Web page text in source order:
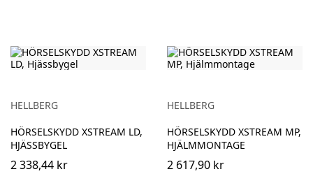
HELLBERG
HÖRSELSKYDD XSTREAM LD,
HJÄSSBYGEL
2 338,44 kr
HELLBERG
HÖRSELSKYDD XSTREAM MP,
HJÄLMMONTAGE
2 617,90 kr